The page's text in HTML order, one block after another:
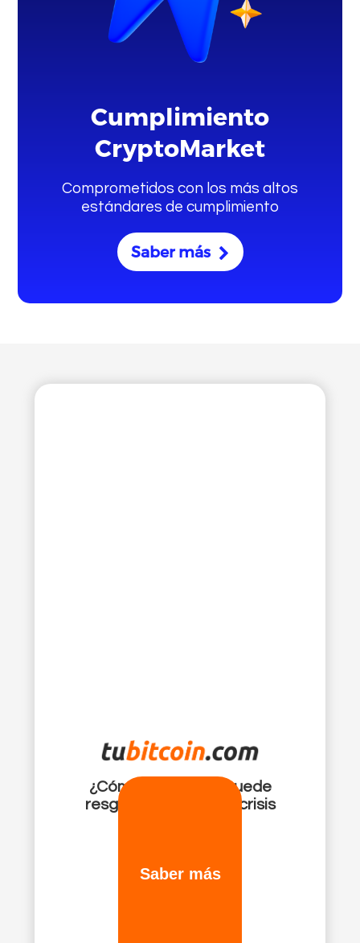
Cumplimiento
CryptoMarket
Comprometidos con los más altos
estándares de cumplimiento
Saber más
¿Cómo bitcoin me puede
resguardar ante una crisis
Saber más